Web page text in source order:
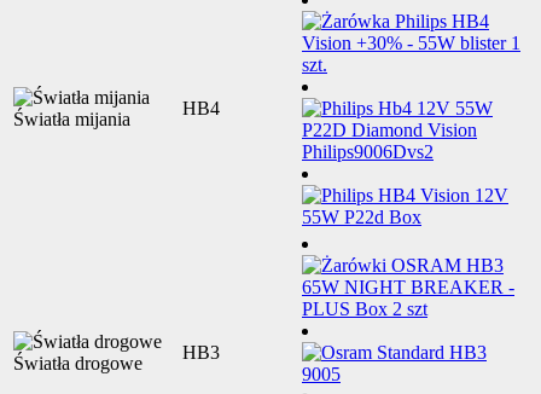
Światła mijania
HB4
Światła drogowe
HB3